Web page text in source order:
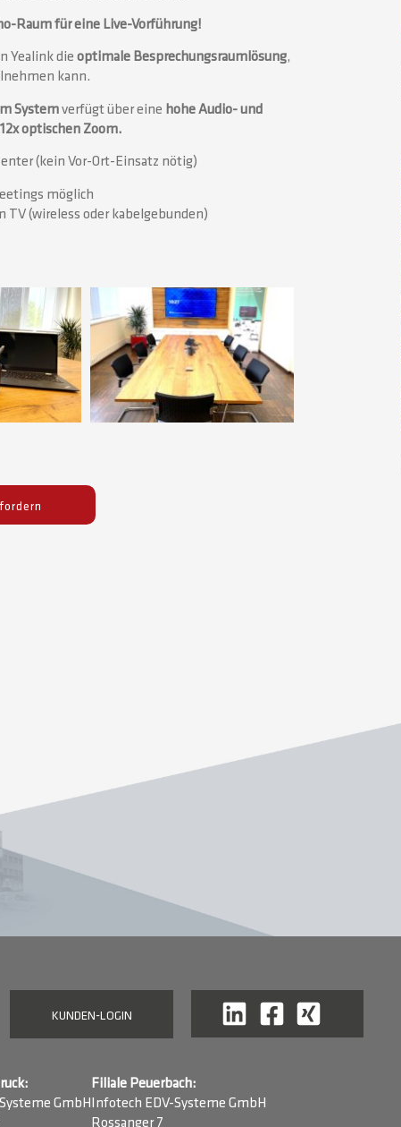
Raum für eine Live-Vorführung!
Yealink die optimale Besprechungsraumlösung,
kann.
Systemverfügt über eine hohe Audio- und
optischen Zoom.
(kein Vor-Ort-Einsatz nötig)
möglich
TV (wireless oder kabelgebunden)
KUNDEN-LOGIN
GmbH
Filiale Peuerbach:
Infotech EDV-Systeme GmbH
Rossanger 7